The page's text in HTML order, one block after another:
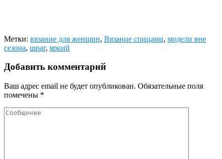
Метки: вязание для женщин, Вязание спицами, модели вне
сезона, шраг, яркий
Добавить комментарий
Ваш адрес email не будет опубликован. Обязательные поля
помечены *